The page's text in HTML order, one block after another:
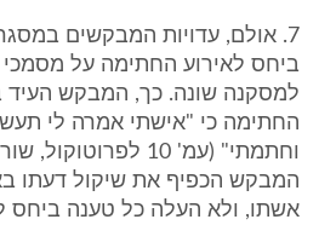
7. אולם, עדויות המבקשים
ביחס לאירוע החתימה על
למסקנה שונה. כך, המבקש העיד
החתימה כי "אישתי אמרה לי
המבקש הכפיף את שיקול דעתו
אשתו, ולא העלה כל טענה ביחס